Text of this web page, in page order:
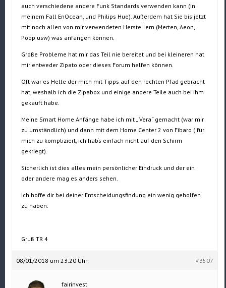
auch verschiedene andere Funk Standards verwenden kann (in
meinem Fall EnOcean, und Philips Hue). Außerdem hat Sie bis jetzt
mit noch allen von mir verwendeten Herstellern (Merten, Aeon,
Popp usw) was anfangen können.
Große Probleme hat mir das Teil nie bereitet und bei kleineren hat
mir entweder Zipato oder dieses Forum helfen können.
Oft war es Helle der mich mit Tipps auf den rechten Pfad gebracht
hat, weshalb ich die Zipabox und einige andere Teile auch bei ihm
gekauft habe.
Meine Smart Home Anfänge habe ich mit „ Vera“ gemacht (war mir
zu umständlich) und dann mit dem Home Center 2 von Fibaro ( für
mich zu kompliziert, ich hab‘s einfach nicht auf den Schirm
gekriegt).
Sicherlich ist dies alles mein persönlicher Eindruck und der ein
oder andere mag es anders sehen.
Ich hoffe dir bei deiner Entscheidungsfindung ein wenig geholfen
zu haben.
Gruß TR 4
08/01/2018 um 23:20 Uhr #3507
fairinvest